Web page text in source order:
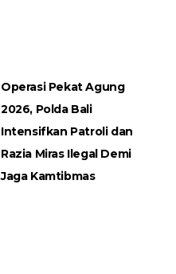
Operasi Pekat Agung
2026, Polda Bali
Intensifkan Patroli dan
Razia Miras Ilegal Demi
Jaga Kamtibmas